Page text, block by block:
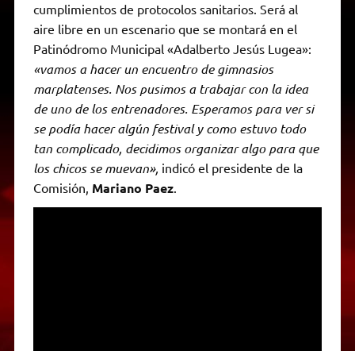
cumplimientos de protocolos sanitarios. Será al
aire libre en un escenario que se montará en el
Patinódromo Municipal «Adalberto Jesús Lugea»:
«vamos a hacer un encuentro de gimnasios
marplatenses. Nos pusimos a trabajar con la idea
de uno de los entrenadores. Esperamos para ver si
se podía hacer algún festival y como estuvo todo
tan complicado, decidimos organizar algo para que
los chicos se muevan», indicó el presidente de la
Comisión, Mariano Paez.